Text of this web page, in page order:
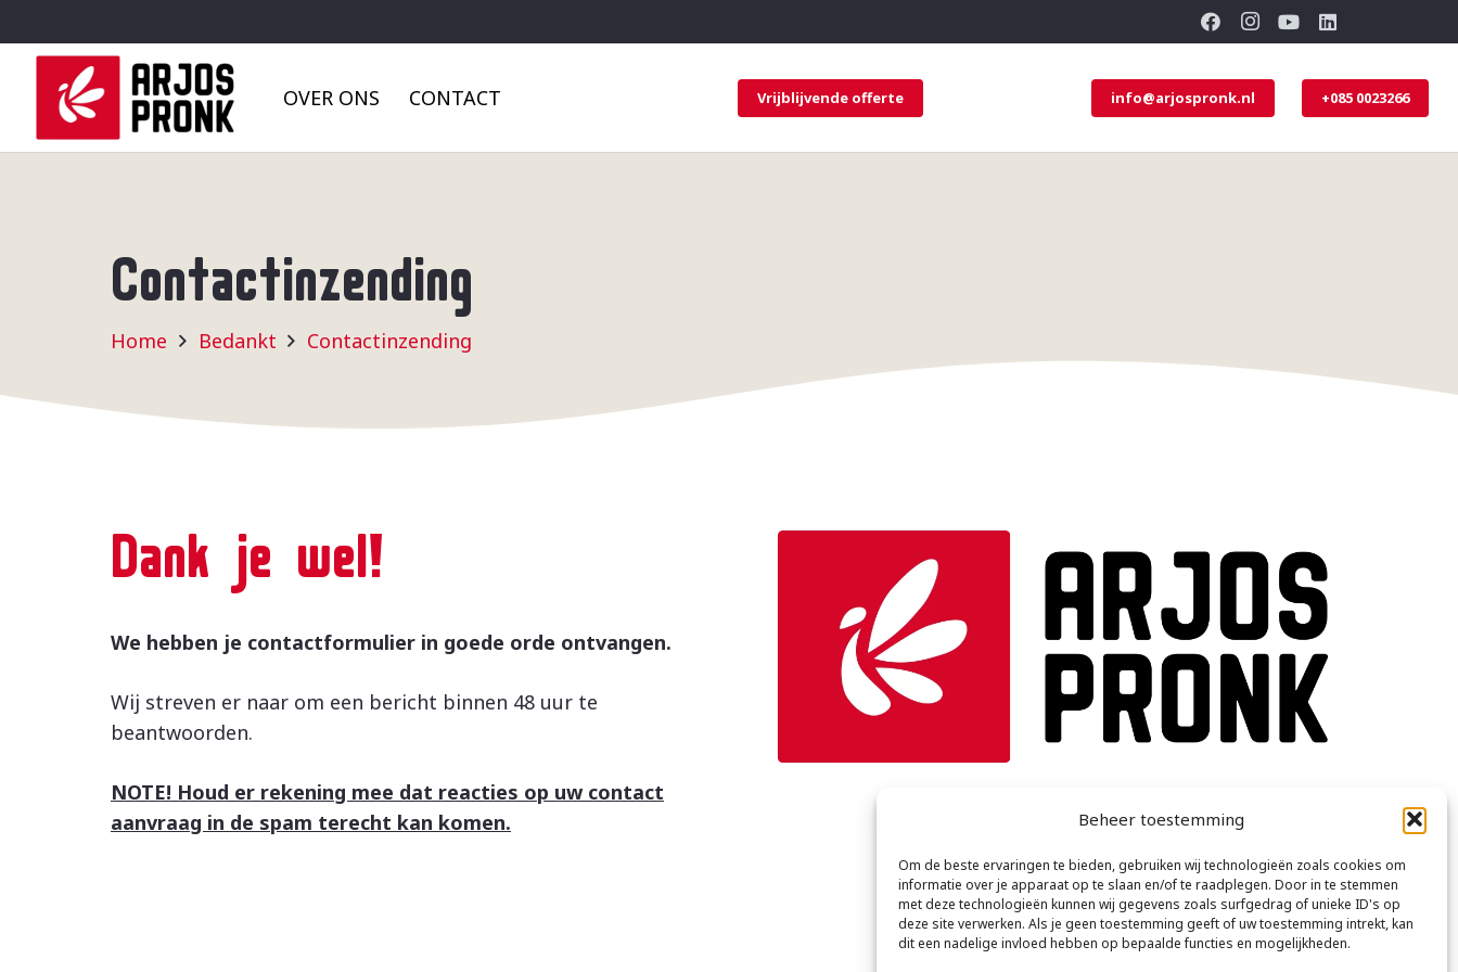
Beheer toestemming
Om de beste ervaringen te bieden, gebruiken wij technologieën zoals cookies om
informatie over je apparaat op te slaan en/of te raadplegen. Door in te stemmen
met deze technologieën kunnen wij gegevens zoals surfgedrag of unieke ID's op
deze site verwerken. Als je geen toestemming geeft of uw toestemming intrekt, kan
dit een nadelige invloed hebben op bepaalde functies en mogelijkheden.
OVER ONS CONTACT Vrijblijvende offerte info@arjospronk.nl +085 0023266
Contactinzending
Home Bedankt Contactinzending
Dank je wel!
We hebben je contactformulier in goede orde ontvangen.
Wij streven er naar om een bericht binnen 48 uur te
beantwoorden.
NOTE! Houd er rekening mee dat reacties op uw contact
aanvraag in de spam terecht kan komen.